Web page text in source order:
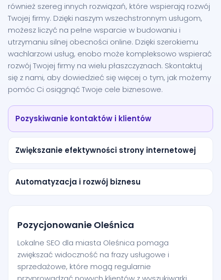
również szereg innych rozwiązań, które wspierają rozwój
Twojej firmy. Dzięki naszym wszechstronnym usługom,
możesz liczyć na pełne wsparcie w budowaniu i
utrzymaniu silnej obecności online. Dzięki szerokiemu
wachlarzowi usług, enobo może kompleksowo wspierać
rozwój Twojej firmy na wielu płaszczyznach. Skontaktuj
się z nami, aby dowiedzieć się więcej o tym, jak możemy
pomóc Ci osiągnąć Twoje cele biznesowe.
Pozyskiwanie kontaktów i klientów
Zwiększanie efektywności strony internetowej
Automatyzacja i rozwój biznesu
Pozycjonowanie Oleśnica
Lokalne SEO dla miasta Oleśnica pomaga
zwiększać widoczność na frazy usługowe i
sprzedażowe, które mogą regularnie